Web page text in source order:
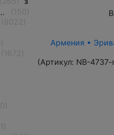
3
Армения •
(Артикул: NB-4737-